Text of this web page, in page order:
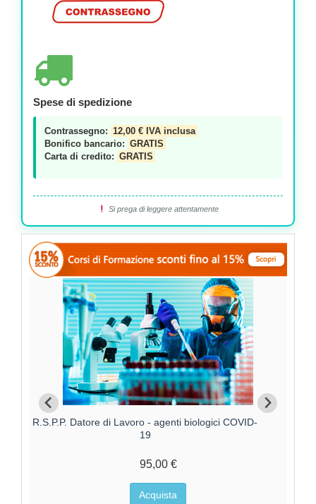
Spese di spedizione
Contrassegno: 12,00 € IVA inclusa
Bonifico bancario: GRATIS
Carta di credito: GRATIS
Si prega di leggere attentamente
R.S.P.P. Datore di Lavoro - agenti biologici COVID-
19
95,00 €
Acquista